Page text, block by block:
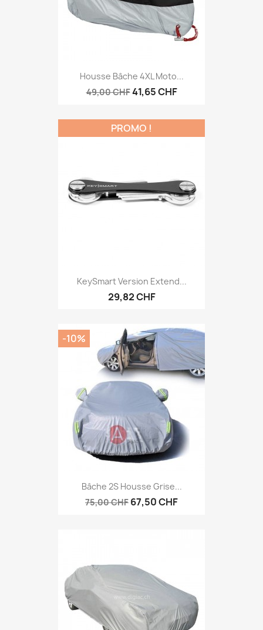
Housse Bâche 4XL Moto...
49,00 CHF41,65 CHF
KeySmart Version Extend...
29,82 CHF
PROMO !
Bâche 2S Housse Grise...
75,00 CHF 67,50 CHF
-10%